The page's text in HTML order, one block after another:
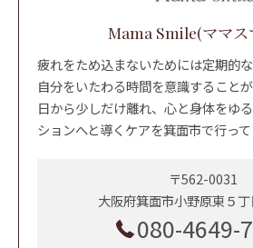
Mama Smile(ママス
疲れをため込まないためには定期的な
自分をいたわる時間を意識すること
日から少しだけ離れ、心と身体をゆ
ションへと導くケアを箕面市で行って
〒562-0031
大阪府箕面市小野原東５
080-4649-